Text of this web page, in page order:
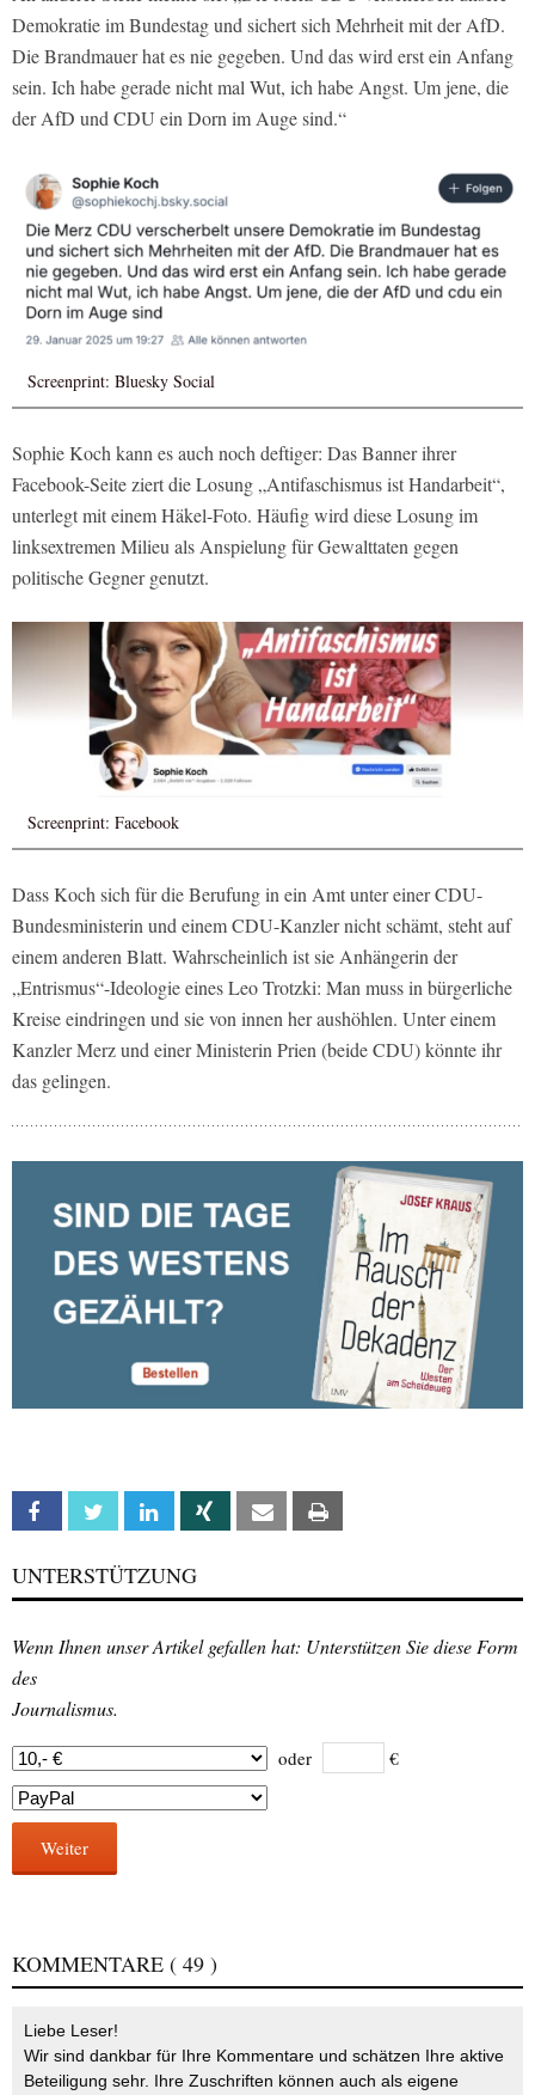
Demokratie im Bundestag und sichert sich Mehrheit mit der AfD.
Die Brandmauer hat es nie gegeben. Und das wird erst ein Anfang
sein. Ich habe gerade nicht mal Wut, ich habe Angst. Um jene, die
der AfD und CDU ein Dorn im Auge sind.“
Screenprint: Bluesky Social
Sophie Koch kann es auch noch deftiger: Das Banner ihrer
Facebook-Seite ziert die Losung „Antifaschismus ist Handarbeit“,
unterlegt mit einem Häkel-Foto. Häufig wird diese Losung im
linksextremen Milieu als Anspielung für Gewalttaten gegen
politische Gegner genutzt.
Screenprint: Facebook
Dass Koch sich für die Berufung in ein Amt unter einer CDU-
Bundesministerin und einem CDU-Kanzler nicht schämt, steht auf
einem anderen Blatt. Wahrscheinlich ist sie Anhängerin der
„Entrismus“-Ideologie eines Leo Trotzki: Man muss in bürgerliche
Kreise eindringen und sie von innen her aushöhlen. Unter einem
Kanzler Merz und einer Ministerin Prien (beide CDU) könnte ihr
das gelingen.
Facebook Twitter Linkedin Xing Email
UNTERSTÜTZUNG
Wenn Ihnen unser Artikel gefallen hat: Unterstützen Sie diese Form
des
Journalismus.
oder €
Weiter
KOMMENTARE ( 49 )
Liebe Leser!
Wir sind dankbar für Ihre Kommentare und schätzen Ihre aktive
Beteiligung sehr. Ihre Zuschriften können auch als eigene